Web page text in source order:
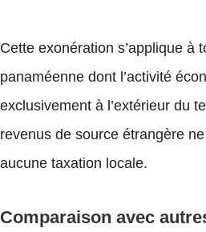
Cette exonération s’applique à
panaméenne dont l’activité
exclusivement à l’extérieur du
revenus de source étrangère
aucune taxation locale.
Comparaison avec